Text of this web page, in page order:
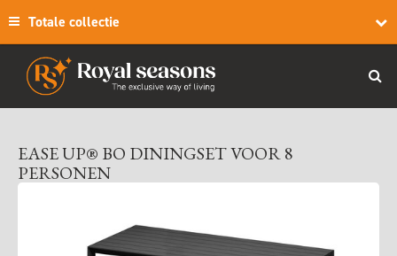
Totale collectie
EASE UP® BO DININGSET VOOR 8
PERSONEN